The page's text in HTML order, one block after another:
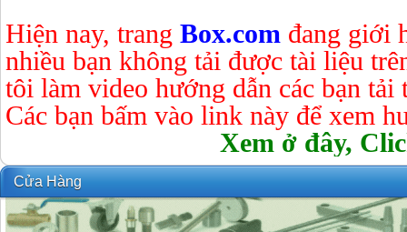
Hiện nay, trang Box.com đang giới
nhiều bạn không tải được tài liệu
tôi làm video hướng dẫn các bạn tải
Các bạn bấm vào link này để xem
Xem ở đây,
Cửa Hàng